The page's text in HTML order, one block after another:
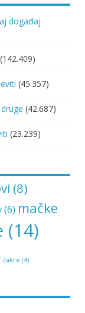
događaj
(142.409)
(45.357)
(42.687)
(23.239)
(8)
(6) mačke
(14)
čakre (4)